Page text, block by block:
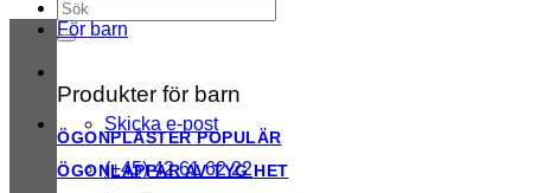
Sök
efter:
Skicka e-post
(+45) 42 61 62 22
För barn
Produkter för barn
ÖGONPLÅSTER
ÖGONLAPPAR AV TYG